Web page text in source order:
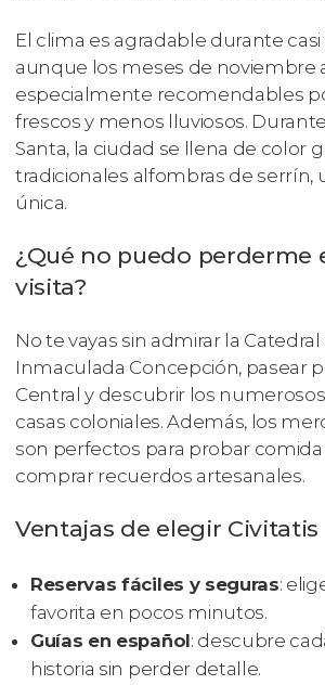
El clima es agradable durante
aunque los meses de noviembre
especialmente recomendables
frescos y menos lluviosos.
Santa, la ciudad se llena de color
tradicionales alfombras de serrín,
única.
¿Qué no puedo perderme
visita?
No te vayas sin admirar la Catedral
Inmaculada Concepción, pasear
Central y descubrir los
casas coloniales. Además, los
son perfectos para probar comida
comprar recuerdos artesanales.
Ventajas de elegir Civitatis
Reservas fáciles y seguras:
favorita en pocos minutos.
Guías en español: descubre
historia sin perder detalle.